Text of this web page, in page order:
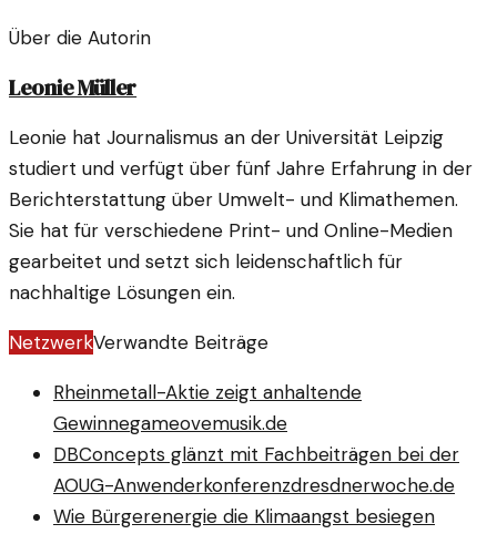
Über die Autorin
Leonie Müller
Leonie hat Journalismus an der Universität Leipzig
studiert und verfügt über fünf Jahre Erfahrung in der
Berichterstattung über Umwelt- und Klimathemen.
Sie hat für verschiedene Print- und Online-Medien
gearbeitet und setzt sich leidenschaftlich für
nachhaltige Lösungen ein.
NetzwerkVerwandte Beiträge
Rheinmetall-Aktie zeigt anhaltende
Gewinnegameovemusik.de
DBConcepts glänzt mit Fachbeiträgen bei der
AOUG-Anwenderkonferenzdresdnerwoche.de
Wie Bürgerenergie die Klimaangst besiegen